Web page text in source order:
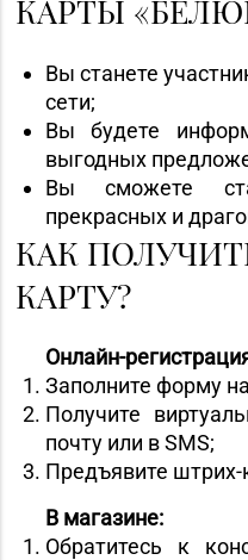
КАРТЫ
Вы станете
сети;
Вы будете
выгодных
Вы сможете
прекрасных и
КАК
КАРТУ?
Онлайн-
Заполните форму
Получите
почту или в SMS;
Предъявите штрих-
В магазине:
Обратитесь к